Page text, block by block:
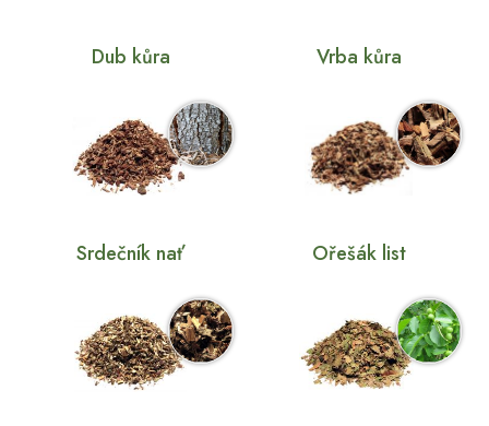
Dub kůra Vrba kůra
Srdečník nať Ořešák list